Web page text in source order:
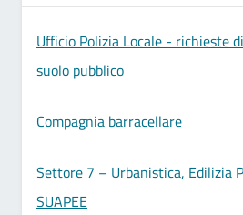
Ufficio Polizia Locale - richieste
suolo pubblico
Compagnia barracellare
Settore 7 – Urbanistica, Edilizia
SUAPEE